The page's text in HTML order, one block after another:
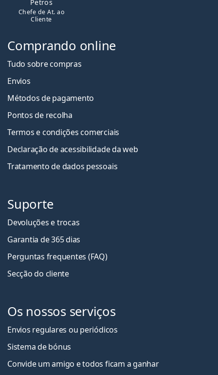
Petros
Chefe de At. ao
Cliente
Comprando online
Tudo sobre compras
Envios
Métodos de pagamento
Pontos de recolha
Termos e condições comerciais
Declaração de acessibilidade da web
Tratamento de dados pessoais
Suporte
Devoluções e trocas
Garantia de 365 dias
Perguntas frequentes (FAQ)
Secção do cliente
Os nossos serviços
Envios regulares ou periódicos
Sistema de bónus
Convide um amigo e todos ficam a ganhar